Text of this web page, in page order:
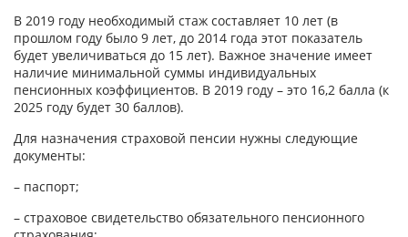
В 2019 году необходимый стаж составляет 10 лет (в
прошлом году было 9 лет, до 2014 года этот показатель
будет увеличиваться до 15 лет). Важное значение имеет
наличие минимальной суммы индивидуальных
пенсионных коэффициентов. В 2019 году – это 16,2 балла (к
2025 году будет 30 баллов).
Для назначения страховой пенсии нужны следующие
документы:
– паспорт;
– страховое свидетельство обязательного пенсионного